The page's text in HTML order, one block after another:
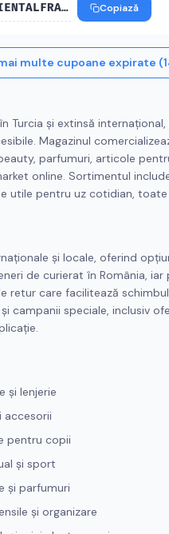
ORIENTALFRAGR****** Copiază
multe cupoane expirate (
și extinsă
Magazinul
parfumuri, articole
online. Sortimentul
utile pentru uz cotidian,
și locale, oferind
de curierat în România,
care facilitează
speciale, inclusiv
și lenjerie
accesorii
pentru copii
și sport
și parfumuri
și organizare